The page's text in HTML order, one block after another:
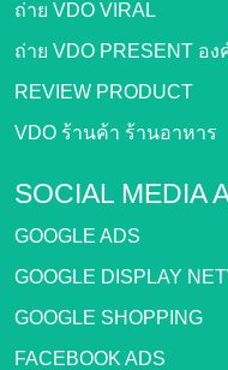
ถ่าย VDO VIRAL
ถ่าย VDO PRESENT อง
REVIEW PRODUCT
VDO ร้านค้า ร้านอาหาร
SOCIAL MEDIA
GOOGLE ADS
GOOGLE DISPLAY
GOOGLE SHOPPING
FACEBOOK ADS